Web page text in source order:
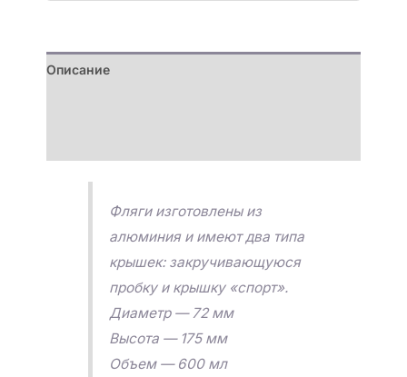
Описание
Фляги изготовлены из
алюминия и имеют два типа
крышек: закручивающуюся
пробку и крышку «спорт».
Диаметр — 72 мм
Высота — 175 мм
Объем — 600 мл